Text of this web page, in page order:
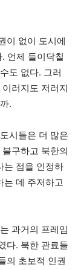
이 없이 도시에
언제 들이닥칠
도 없다. 그러
러지도 저러지
.
시들은 더 많은
구하고 북한의
는 점을 인정하
는 데 주저하고
과거의 프레임
다. 북한 관료들
의 초보적 인권